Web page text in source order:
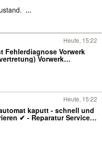
...
Heute, 15:22
Fehlerdiagnose Vorwerk
Vorwerk
250 251 260 Kobold
140 150 Elektrobürste EB
ET340 Service
Heute, 15:22
kaputt - schnell und
✔ - Reparatur Service
Kundendienst -
Jura AEG Bosch Melitta
Saeco Krups Nivona -7-